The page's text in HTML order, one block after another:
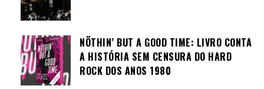
NÖTHIN’ BUT A GOOD TIME: LIVRO CONTA
A HISTÓRIA SEM CENSURA DO HARD
ROCK DOS ANOS 1980